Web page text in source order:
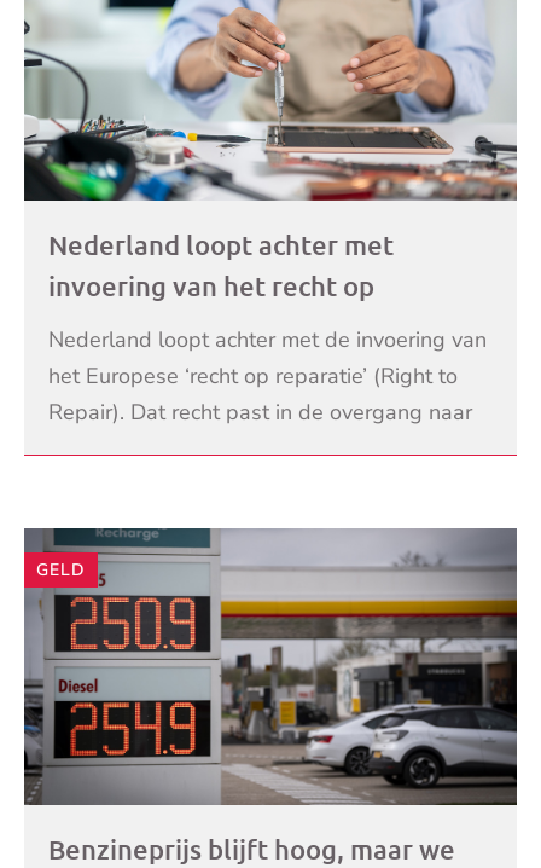
Nederland loopt achter met
invoering van het recht op
reparatie: ‘Ik heb bewust voor een
telefoon gekozen die makkelijk te
repareren is’
Nederland loopt achter met de invoering van
het Europese ‘recht op reparatie’ (Right to
Repair). Dat recht past in de overgang naar
een circulaire economie. Het doel is dat app
LEES VERDER
GELD
Benzineprijs blijft hoog, maar we